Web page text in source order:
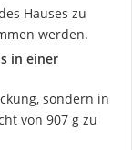
Hauses zu
werden.
in einer
sondern in
von 907 g zu